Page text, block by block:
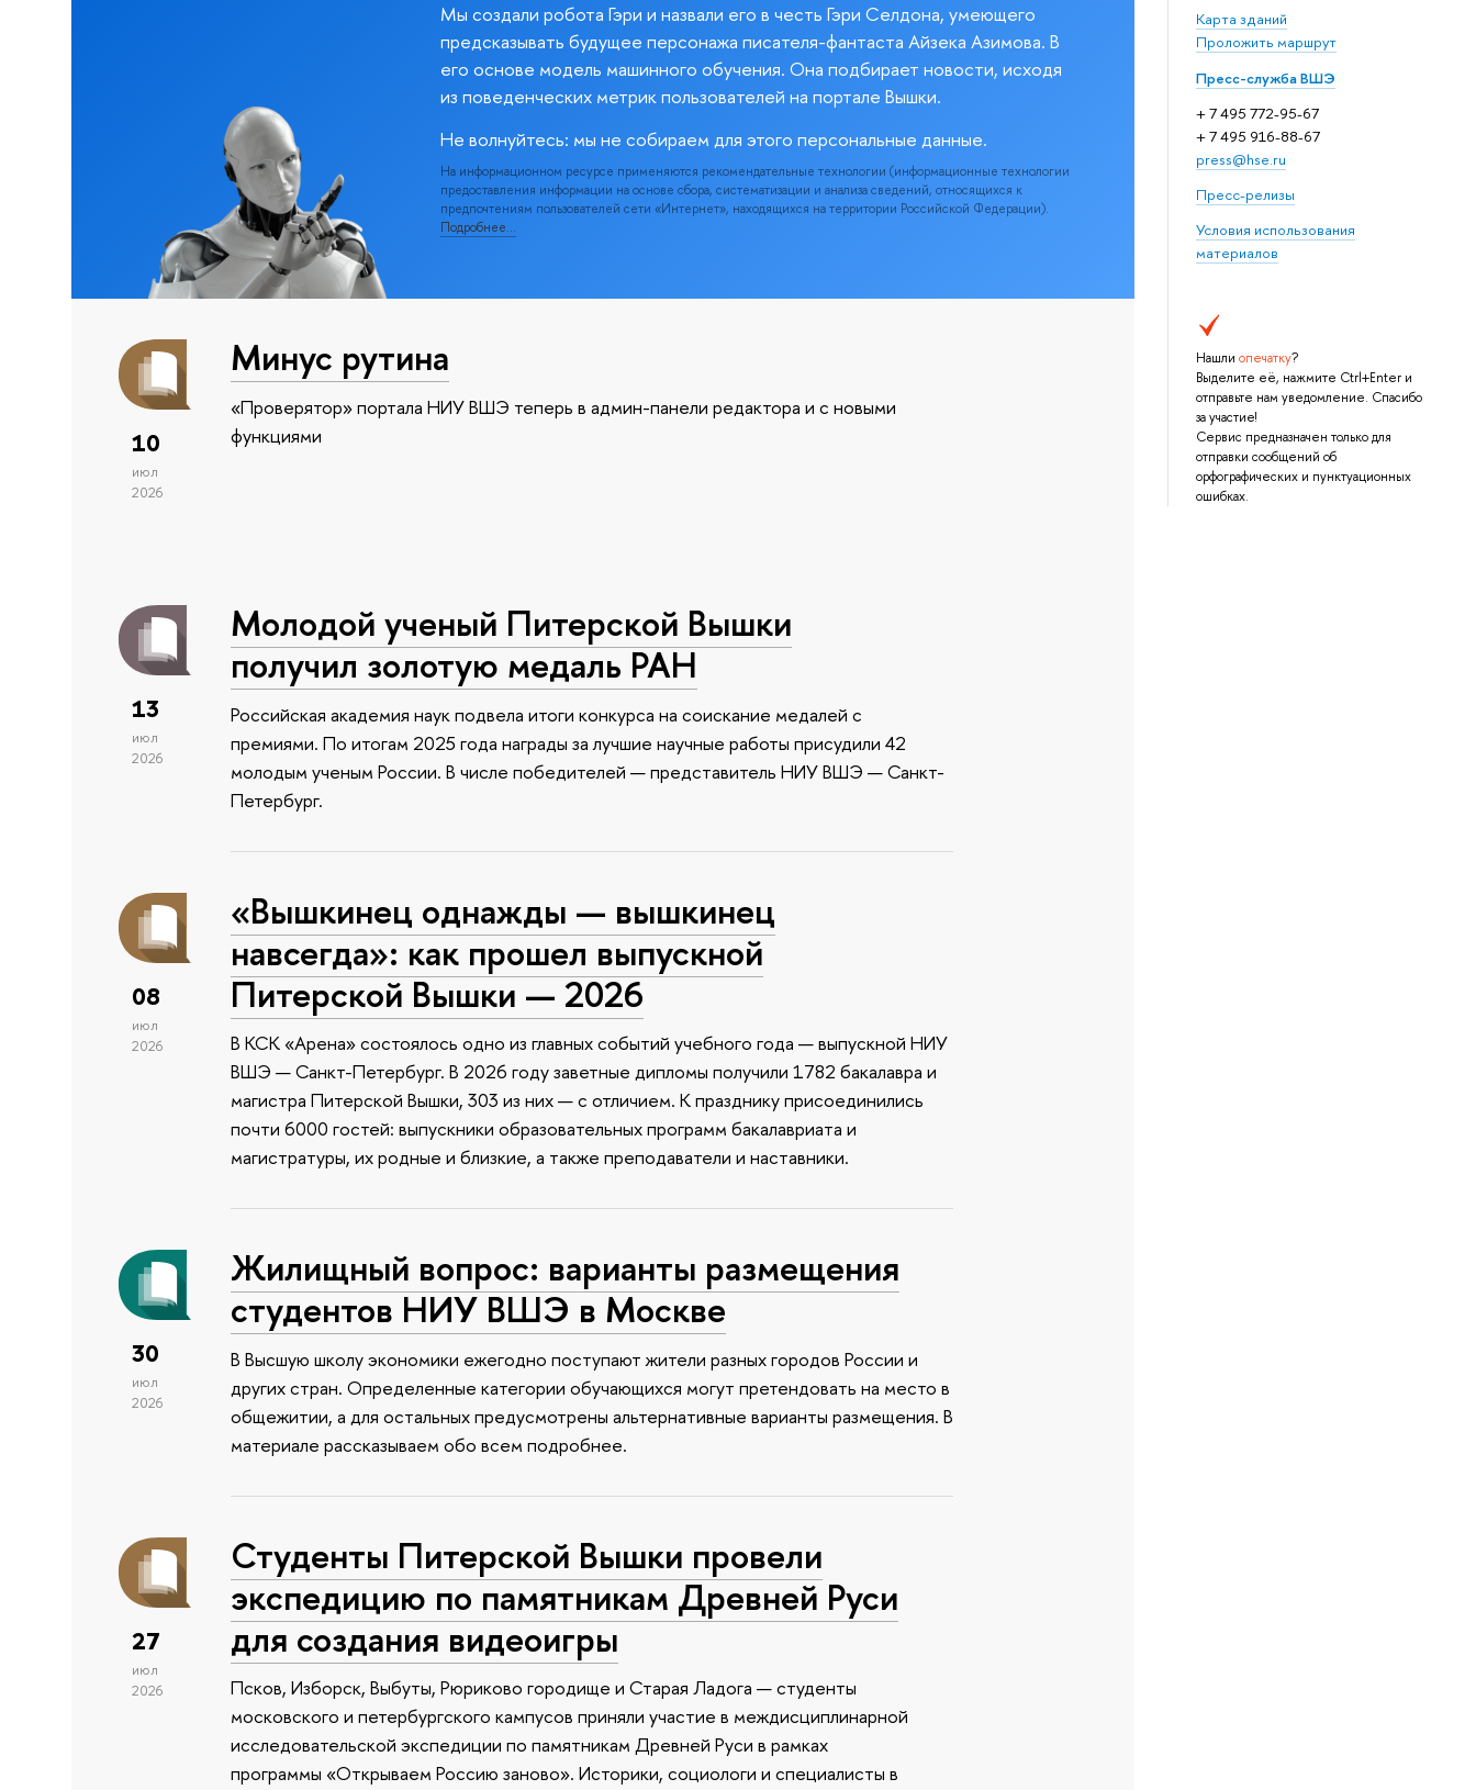
Карта зданий
Проложить маршрут
Пресс-служба ВШЭ
+ 7 495 772-95-67
+ 7 495 916-88-67
press@hse.ru
Пресс-релизы
Условия использования
материалов
Нашли опечатку?
Выделите её, нажмите Ctrl+Enter и
отправьте нам уведомление. Спасибо
за участие!
Сервис предназначен только для
отправки сообщений об
орфографических и пунктуационных
ошибках.
Мы создали робота Гэри и назвали его в честь Гэри Селдона, умеющего
предсказывать будущее персонажа писателя-фантаста Айзека Азимова. В
его основе модель машинного обучения. Она подбирает новости, исходя
из поведенческих метрик пользователей на портале Вышки.
Не волнуйтесь: мы не собираем для этого персональные данные.
На информационном ресурсе применяются рекомендательные технологии (информационные технологии
предоставления информации на основе сбора, систематизации и анализа сведений, относящихся к
предпочтениям пользователей сети «Интернет», находящихся на территории Российской Федерации).
Подробнее…
10
июл
2026
Минус рутина
«Проверятор» портала НИУ ВШЭ теперь в админ-панели редактора и с новыми
функциями
13
июл
2026
Молодой ученый Питерской Вышки
получил золотую медаль РАН
Российская академия наук подвела итоги конкурса на соискание медалей с
премиями. По итогам 2025 года награды за лучшие научные работы присудили 42
молодым ученым России. В числе победителей — представитель НИУ ВШЭ — Санкт-
Петербург.
08
июл
2026
«Вышкинец однажды — вышкинец
навсегда»: как прошел выпускной
Питерской Вышки — 2026
В КСК «Арена» состоялось одно из главных событий учебного года — выпускной НИУ
ВШЭ — Санкт-Петербург. В 2026 году заветные дипломы получили 1782 бакалавра и
магистра Питерской Вышки, 303 из них — с отличием. К празднику присоединились
почти 6000 гостей: выпускники образовательных программ бакалавриата и
магистратуры, их родные и близкие, а также преподаватели и наставники.
30
июл
2026
Жилищный вопрос: варианты размещения
студентов НИУ ВШЭ в Москве
В Высшую школу экономики ежегодно поступают жители разных городов России и
других стран. Определенные категории обучающихся могут претендовать на место в
общежитии, а для остальных предусмотрены альтернативные варианты размещения. В
материале рассказываем обо всем подробнее.
27
июл
2026
Студенты Питерской Вышки провели
экспедицию по памятникам Древней Руси
для создания видеоигры
Псков, Изборск, Выбуты, Рюриково городище и Старая Ладога — студенты
московского и петербургского кампусов приняли участие в междисциплинарной
исследовательской экспедиции по памятникам Древней Руси в рамках
программы «Открываем Россию заново». Историки, социологи и специалисты в